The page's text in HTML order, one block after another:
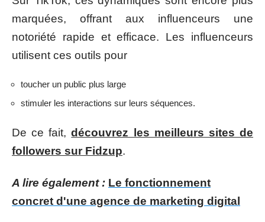
marquées, offrant aux influenceurs une
notoriété rapide et efficace. Les influenceurs
utilisent ces outils pour
toucher un public plus large
stimuler les interactions sur leurs séquences.
De ce fait,découvrez les meilleurs sites de
followers sur Fidzup.
A lire également : Le fonctionnement
concret d'une agence de marketing digital